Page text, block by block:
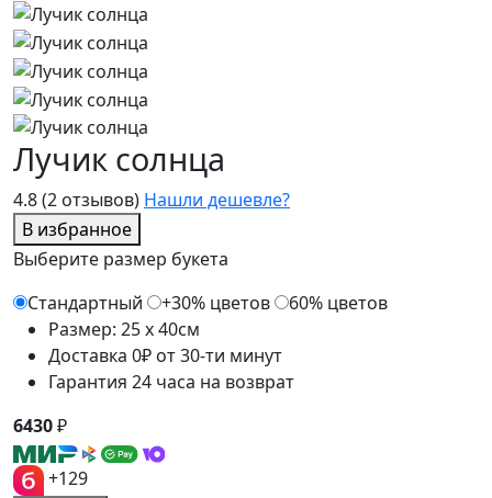
4.8(2 отзывов) Нашли дешевле?
В избранное
Лучик солнца
Выберите размер букета
Стандартный
+30% цветов
60% цветов
Размер: 25 x 40см
Доставка 0₽ от 30-ти минут
Гарантия 24 часа на возврат
6430₽
+129